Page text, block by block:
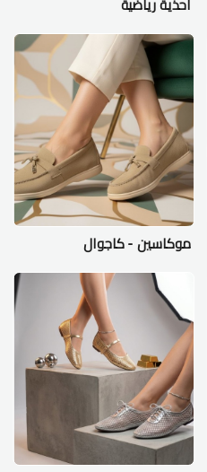
احذية رياضية
موكاسين - كاجوال